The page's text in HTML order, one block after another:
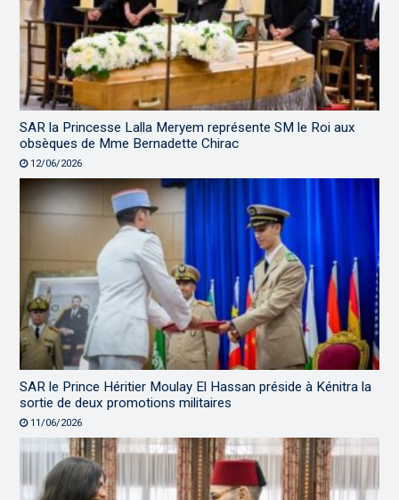
SAR la Princesse Lalla Meryem représente SM le Roi aux
obsèques de Mme Bernadette Chirac
12/06/2026
SAR le Prince Héritier Moulay El Hassan préside à Kénitra la
sortie de deux promotions militaires
11/06/2026